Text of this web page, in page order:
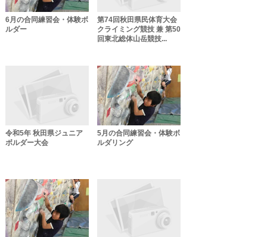
6月の合同練習会・体験ボ
ルダー
第74回秋田県民体育大会
クライミング競技 兼 第50
回東北総体山岳競技...
令和5年 秋田県ジュニア
ボルダー大会
5月の合同練習会・体験ボ
ルダリング